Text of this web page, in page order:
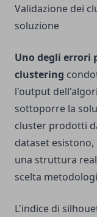
Validazione dei
soluzione
Uno degli errori
clustering
l'output
sottoporre la
cluster prodotti
dataset
una struttura
scelta
L'indice di